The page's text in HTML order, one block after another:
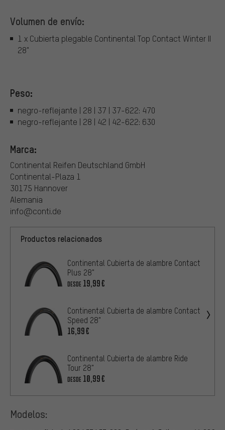
Volumen de envío:
1 x Cubierta plegable Continental Top Contact Winter II
28"
Peso:
negro-reflejante | 28 | 37 | 37-622: 470
negro-reflejante | 28 | 42 | 42-622: 630
Marca:
Continental Reifen Deutschland GmbH
Continental-Plaza 1
30175 Hannover
Alemania
info@conti.de
Productos relacionados
Continental Cubierta de alambre Contact
Plus 28"
DESDE 19,99€
Continental Cubierta de alambre Contact
Speed 28"
16,99€
Continental Cubierta de alambre Ride
Tour 28"
DESDE 10,99€
Modelos: